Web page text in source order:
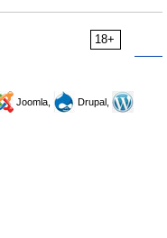
18+
Joomla,
Drupal,